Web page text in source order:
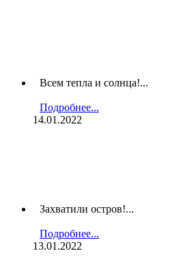
Всем тепла и солнца!...
Подробнее...
14.01.2022
Захватили остров!...
Подробнее...
13.01.2022